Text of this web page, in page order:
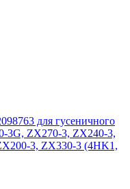
для гусеничного
3G, ZX270-3, ZX240-3,
3, ZX330-3 (4HK1,